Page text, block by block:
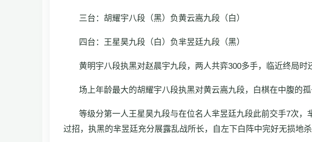
三台：胡耀宇八段（黑）负黄云嵩九段（白）
四台：王星昊九段（白）负芈昱廷九段（黑）
黄明宇八段执黑对赵晨宇九段，两人共弈300多手，临近终局
场上年龄最大的胡耀宇八段执黑对黄云嵩九段，白棋在中腹的
等级分第一人王星昊九段与在位名人芈昱廷九段此前交手7次
过招，执黑的芈昱廷充分展露乱战所长，自左下白阵中完好无损地